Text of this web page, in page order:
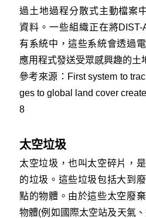
過土地過程分散式主動檔案
資料。一些組織正在將
有系統中，這些系統會透過
應用程式發送受眾感興趣的土
參考來源： First system to
ges to global land cover
8
太空垃圾
太空垃圾，也叫太空碎片，
的垃圾。這些垃圾包括大到
點的物體。由於這些太空廢
物體(例如國際太空站及天氣